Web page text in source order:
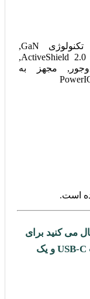
شارژ سریع, تکنولوژی GaN,
سیستم ایمنی ActiveShield 2.0,
مجهز به
است.
می کنید برای
“شارژر دیواری 150 وات با سه پورت USB-C و یک